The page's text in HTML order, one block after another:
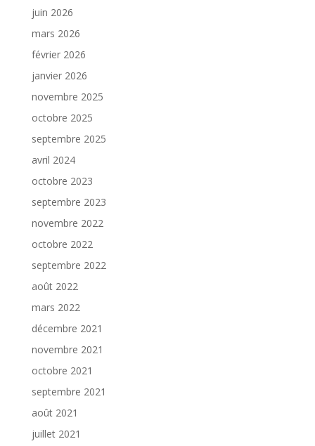
juin 2026
mars 2026
février 2026
janvier 2026
novembre 2025
octobre 2025
septembre 2025
avril 2024
octobre 2023
septembre 2023
novembre 2022
octobre 2022
septembre 2022
août 2022
mars 2022
décembre 2021
novembre 2021
octobre 2021
septembre 2021
août 2021
juillet 2021